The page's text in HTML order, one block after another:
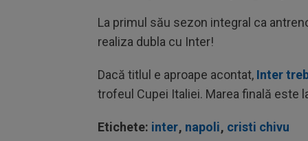
La primul său sezon integral ca
realiza dubla cu Inter!
Dacă titlul e aproape acontat, Inter
trofeul Cupei Italiei. Marea finală este
Etichete: inter, napoli, cristi chivu